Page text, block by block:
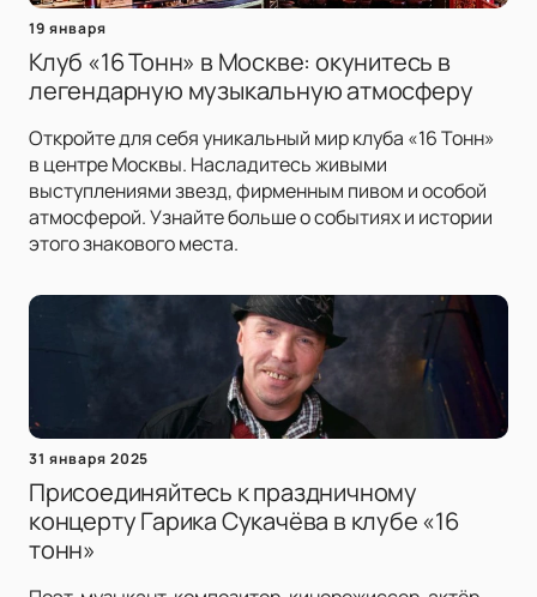
19 января
Клуб «16 Тонн» в Москве: окунитесь в
легендарную музыкальную атмосферу
Откройте для себя уникальный мир клуба «16 Тонн»
в центре Москвы. Насладитесь живыми
выступлениями звезд, фирменным пивом и особой
атмосферой. Узнайте больше о событиях и истории
этого знакового места.
31 января 2025
Присоединяйтесь к праздничному
концерту Гарика Сукачёва в клубе «16
тонн»